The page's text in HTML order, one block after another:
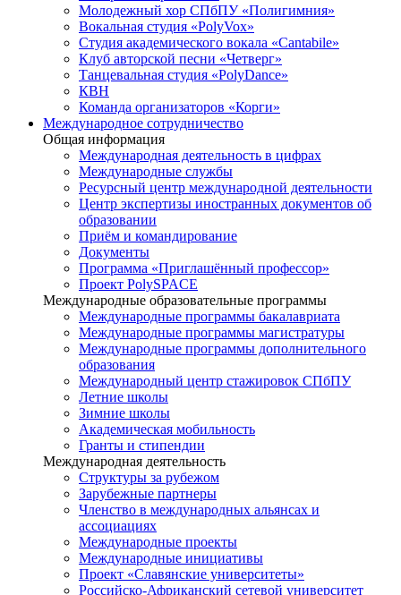
Молодежный хор СПбПУ «Полигимния»
Вокальная студия «PolyVox»
Студия академического вокала «Cantabile»
Клуб авторской песни «Четверг»
Танцевальная студия «PolyDance»
КВН
Команда организаторов «Корги»
Международное сотрудничество
Общая информация
Международная деятельность в цифрах
Международные службы
Ресурсный центр международной деятельности
Центр экспертизы иностранных документов об
образовании
Приём и командирование
Документы
Программа «Приглашённый профессор»
Проект PolySPACE
Международные образовательные программы
Международные программы бакалавриата
Международные программы магистратуры
Международные программы дополнительного
образования
Международный центр стажировок СПбПУ
Летние школы
Зимние школы
Академическая мобильность
Гранты и стипендии
Международная деятельность
Структуры за рубежом
Зарубежные партнеры
Членство в международных альянсах и
ассоциациях
Международные проекты
Международные инициативы
Проект «Славянские университеты»
Российско-Африканский сетевой университет